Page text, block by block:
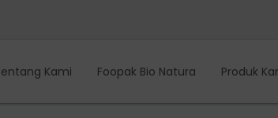
Kami Foopak Bio Natura Produk